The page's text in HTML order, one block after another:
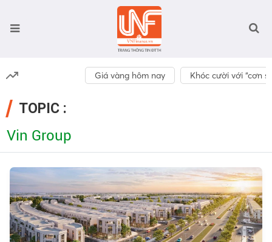
Giá vàng hôm nay Khóc cười với “cơn
TOPIC :
Vin Group